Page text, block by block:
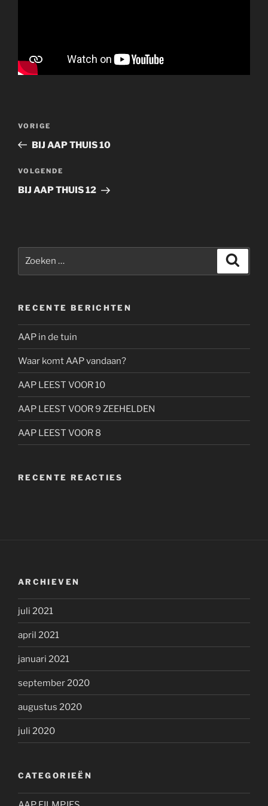
Vorig
bericht
VORIGE
BIJ AAP THUIS 10
Volgend
bericht
VOLGENDE
BIJ AAP THUIS 12
RECENTE BERICHTEN
AAP in de tuin
Waar komt AAP vandaan?
AAP LEEST VOOR 10
AAP LEEST VOOR 9 ZEEHELDEN
AAP LEEST VOOR 8
RECENTE REACTIES
ARCHIEVEN
juli 2021
april 2021
januari 2021
september 2020
augustus 2020
juli 2020
CATEGORIEËN